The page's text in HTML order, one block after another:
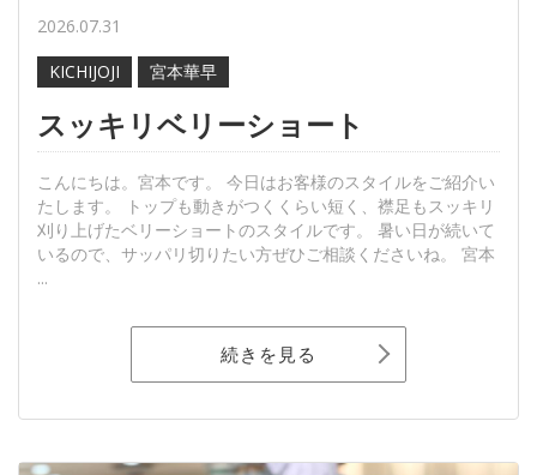
2026.07.31
KICHIJOJI
宮本華早
スッキリベリーショート
こんにちは。宮本です。 今日はお客様のスタイルをご紹介い
たします。 トップも動きがつくくらい短く、襟足もスッキリ
刈り上げたベリーショートのスタイルです。 暑い日が続いて
いるので、サッパリ切りたい方ぜひご相談くださいね。 宮本
...
続きを見る